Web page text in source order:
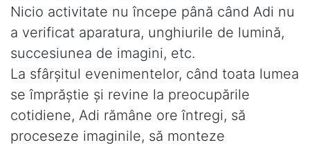
Nicio activitate nu începe până când Adi nu
a verificat aparatura, unghiurile de lumină,
succesiunea de imagini, etc.
La sfârşitul evenimentelor, când toata lumea
se împrăştie şi revine la preocupările
cotidiene, Adi rămâne ore întregi, să
proceseze imaginile, să monteze